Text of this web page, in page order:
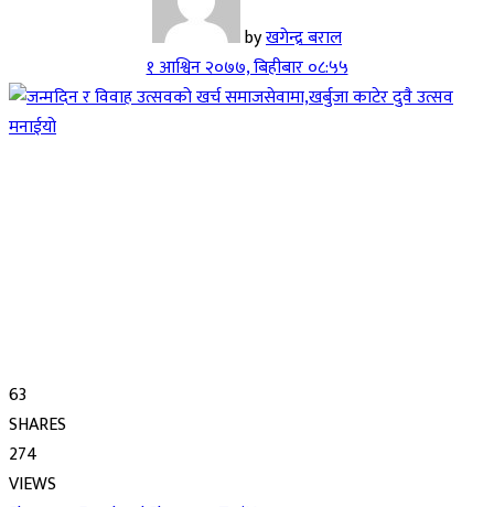
byखगेन्द्र बराल
१ आश्विन २०७७, बिहीबार ०८:५५
63
SHARES
274
VIEWS